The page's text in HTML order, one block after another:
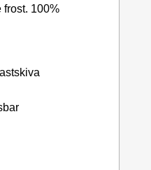
frost. 100%